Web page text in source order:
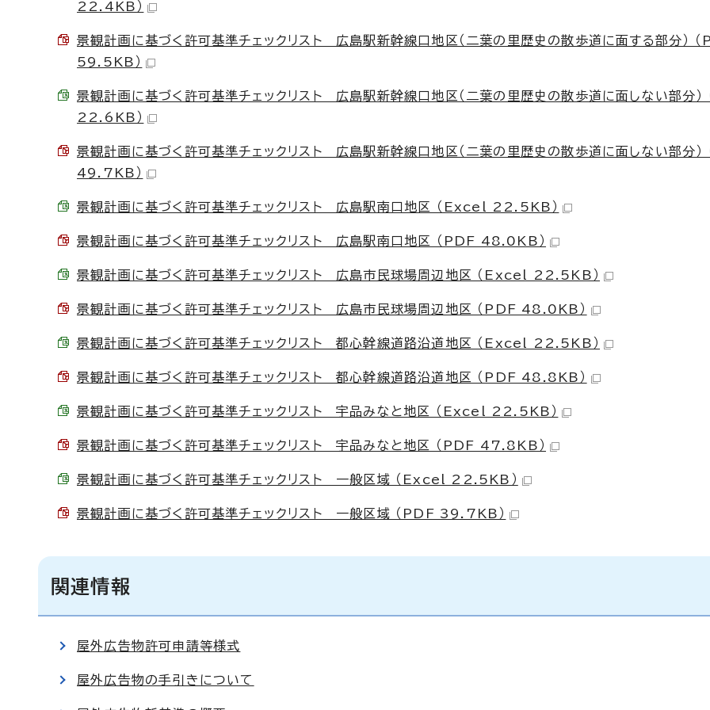
22.4KB）
景観計画に基づく許可基準チェックリスト 広島駅新幹線口地区（二葉の里歴史の散歩道に面する部分） （
59.5KB）
景観計画に基づく許可基準チェックリスト 広島駅新幹線口地区（二葉の里歴史の散歩道に面しない部分）
22.6KB）
景観計画に基づく許可基準チェックリスト 広島駅新幹線口地区（二葉の里歴史の散歩道に面しない部分）
49.7KB）
景観計画に基づく許可基準チェックリスト 広島駅南口地区 （Excel 22.5KB）
景観計画に基づく許可基準チェックリスト 広島駅南口地区 （PDF 48.0KB）
景観計画に基づく許可基準チェックリスト 広島市民球場周辺地区 （Excel 22.5KB）
景観計画に基づく許可基準チェックリスト 広島市民球場周辺地区 （PDF 48.0KB）
景観計画に基づく許可基準チェックリスト 都心幹線道路沿道地区 （Excel 22.5KB）
景観計画に基づく許可基準チェックリスト 都心幹線道路沿道地区 （PDF 48.8KB）
景観計画に基づく許可基準チェックリスト 宇品みなと地区 （Excel 22.5KB）
景観計画に基づく許可基準チェックリスト 宇品みなと地区 （PDF 47.8KB）
景観計画に基づく許可基準チェックリスト 一般区域 （Excel 22.5KB）
景観計画に基づく許可基準チェックリスト 一般区域 （PDF 39.7KB）
関連情報
屋外広告物許可申請等様式
屋外広告物の手引きについて